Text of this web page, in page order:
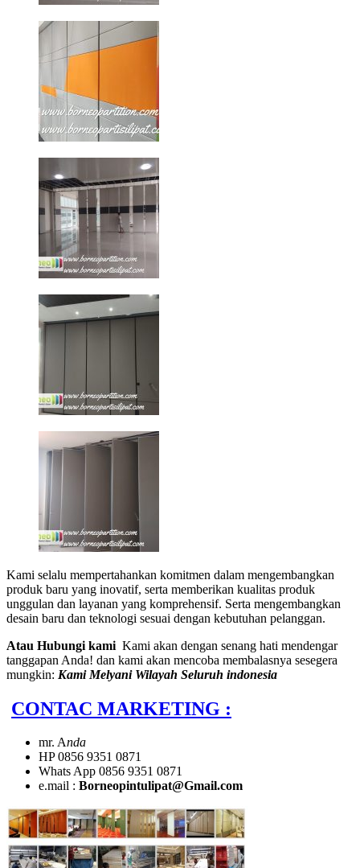
Kami selalu mempertahankan komitmen dalam mengembangkan
produk baru yang inovatif, serta memberikan kualitas produk
unggulan dan layanan yang komprehensif. Serta mengembangkan
desain baru dan teknologi sesuai dengan kebutuhan pelanggan.
Atau Hubungi kami Kami akan dengan senang hati mendengar
tanggapan Anda! dan kami akan mencoba membalasnya sesegera
mungkin: Kami Melyani Wilayah Seluruh indonesia
CONTAC MARKETING :
mr. Anda
HP 0856 9351 0871
Whats App 0856 9351 0871
e.mail : Borneopintulipat@Gmail.com